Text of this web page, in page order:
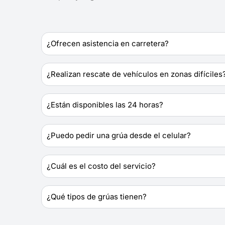
¿Ofrecen asistencia en carretera?
¿Realizan rescate de vehículos en zonas
¿Están disponibles las 24 horas?
¿Puedo pedir una grúa desde el celular?
¿Cuál es el costo del servicio?
¿Qué tipos de grúas tienen?